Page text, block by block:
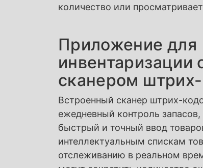
количество или
Приложение для
инвентаризации
сканером
Встроенный сканер штрих-
ежедневный контроль запасов,
быстрый и точный ввод
интеллектуальным спискам
отслеживанию в реальном